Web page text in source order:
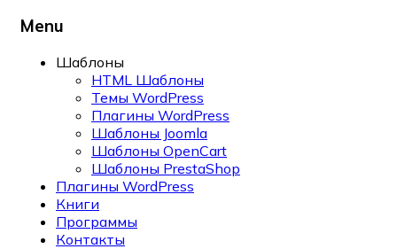
Menu
Шаблоны
HTML Шаблоны
Темы WordPress
Плагины WordPress
Шаблоны Joomla
Шаблоны OpenCart
Шаблоны PrestaShop
Плагины WordPress
Книги
Программы
Контакты